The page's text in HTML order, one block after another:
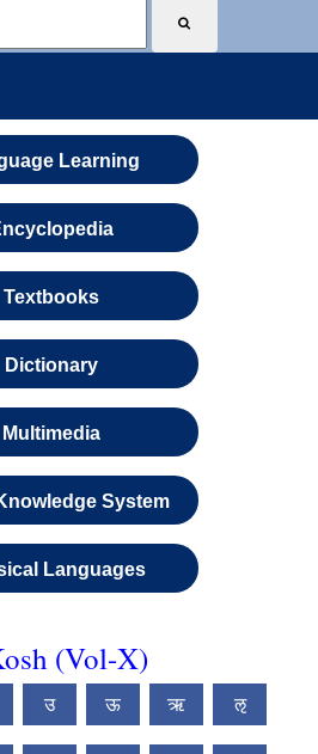
Learning
Textbooks
Dictionary
Multimedia
System
Languages
(Vol-X)
उ ऊ ऋ ऌ